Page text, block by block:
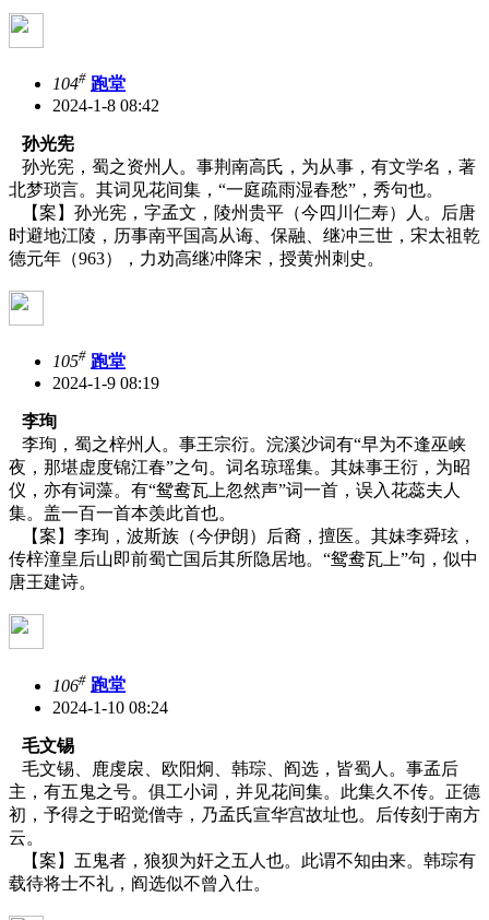
104# 跑堂
2024-1-8 08:42
孙光宪
孙光宪，蜀之资州人。事荆南高氏，为从事，有文学名，著
北梦琐言。其词见花间集，“一庭疏雨湿春愁”，秀句也。
【案】孙光宪，字孟文，陵州贵平（今四川仁寿）人。后唐
时避地江陵，历事南平国高从诲、保融、继冲三世，宋太祖乾
德元年（963），力劝高继冲降宋，授黄州刺史。
105# 跑堂
2024-1-9 08:19
李珣
李珣，蜀之梓州人。事王宗衍。浣溪沙词有“早为不逢巫峡
夜，那堪虚度锦江春”之句。词名琼瑶集。其妹事王衍，为昭
仪，亦有词藻。有“鸳鸯瓦上忽然声”词一首，误入花蕊夫人
集。盖一百一首本羡此首也。
【案】李珣，波斯族（今伊朗）后裔，擅医。其妹李舜玹，
传梓潼皇后山即前蜀亡国后其所隐居地。 “鸳鸯瓦上”句，似中
唐王建诗。
106# 跑堂
2024-1-10 08:24
毛文锡
毛文锡、鹿虔扆、欧阳炯、韩琮、阎选，皆蜀人。事孟后
主，有五鬼之号。俱工小词，并见花间集。此集久不传。正德
初，予得之于昭觉僧寺，乃孟氏宣华宫故址也。后传刻于南方
云。
【案】五鬼者，狼狈为奸之五人也。此谓不知由来。韩琮有
载待将士不礼，阎选似不曾入仕。